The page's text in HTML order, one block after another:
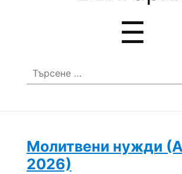
☰
Търсене
за:
Молитвени нужди
2026)